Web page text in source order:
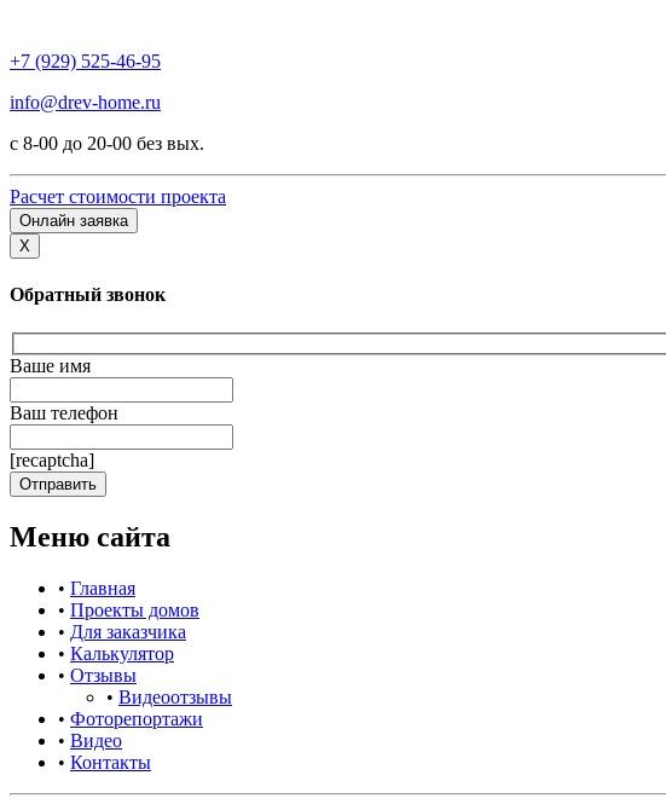
+7 (929) 525-46-95
info@drev-home.ru
с 8-00 до 20-00 без вых.
Расчет стоимости проекта
Онлайн заявка
X
Обратный звонок
Ваше имя
Ваш телефон
[recaptcha]
Меню сайта
• Главная
• Проекты домов
• Для заказчика
• Калькулятор
• Отзывы
• Видеоотзывы
• Фоторепортажи
• Видео
• Контакты